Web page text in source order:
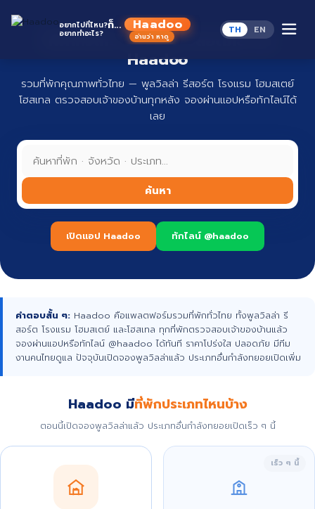
อยากไปที่ไหน?
อยากทำอะไร?
ก็... Haadoo
อ่านว่า หาดู
TH EN
ที่พักทั่วไทย จองง่าย ปลอดภัย กับ
Haadoo
รวมที่พักคุณภาพทั่วไทย — พูลวิลล่า รีสอร์ต โรงแรม โฮมสเตย์
โฮสเทล ตรวจสอบเจ้าของบ้านทุกหลัง จองผ่านแอปหรือทักไลน์ได้
เลย
ค้นหา
เปิดแอป Haadoo ทักไลน์ @haadoo
คำตอบสั้น ๆ: Haadoo คือแพลตฟอร์มรวมที่พักทั่วไทย ทั้งพูลวิลล่า รี
สอร์ต โรงแรม โฮมสเตย์ และโฮสเทล ทุกที่พักตรวจสอบเจ้าของบ้านแล้ว
จองผ่านแอปหรือทักไลน์ @haadoo ได้ทันที ราคาโปร่งใส ปลอดภัย มีทีม
งานคนไทยดูแล ปัจจุบันเปิดจองพูลวิลล่าแล้ว ประเภทอื่นกำลังทยอยเปิดเพิ่ม
Haadoo มีที่พักประเภทไหนบ้าง
ตอนนี้เปิดจองพูลวิลล่าแล้ว ประเภทอื่นกำลังทยอยเปิดเร็ว ๆ นี้
เร็ว ๆ นี้